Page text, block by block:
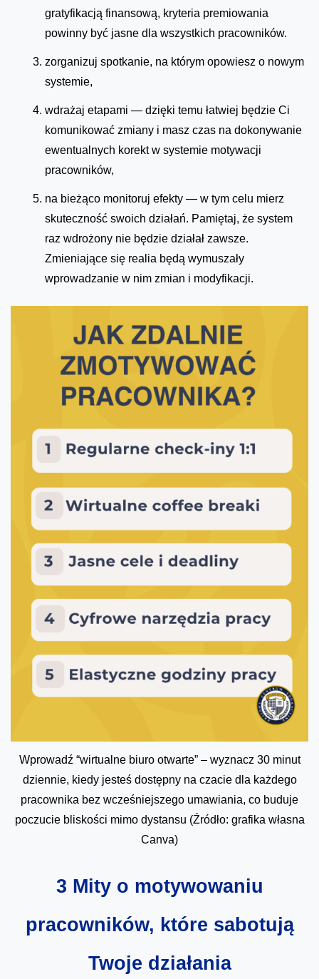
gratyfikacją finansową, kryteria premiowania
powinny być jasne dla wszystkich pracowników.
zorganizuj spotkanie, na którym opowiesz o nowym
systemie,
wdrażaj etapami — dzięki temu łatwiej będzie Ci
komunikować zmiany i masz czas na dokonywanie
ewentualnych korekt w systemie motywacji
pracowników,
na bieżąco monitoruj efekty — w tym celu mierz
skuteczność swoich działań. Pamiętaj, że system
raz wdrożony nie będzie działał zawsze.
Zmieniające się realia będą wymuszały
wprowadzanie w nim zmian i modyfikacji.
Wprowadź “wirtualne biuro otwarte” – wyznacz 30 minut
dziennie, kiedy jesteś dostępny na czacie dla każdego
pracownika bez wcześniejszego umawiania, co buduje
poczucie bliskości mimo dystansu (Źródło: grafika własna
Canva)
3 Mity o motywowaniu
pracowników, które sabotują
Twoje działania